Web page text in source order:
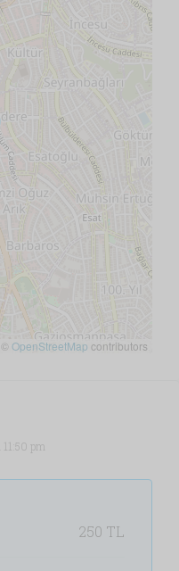
© OpenStreetMap contributors
pm
250 TL